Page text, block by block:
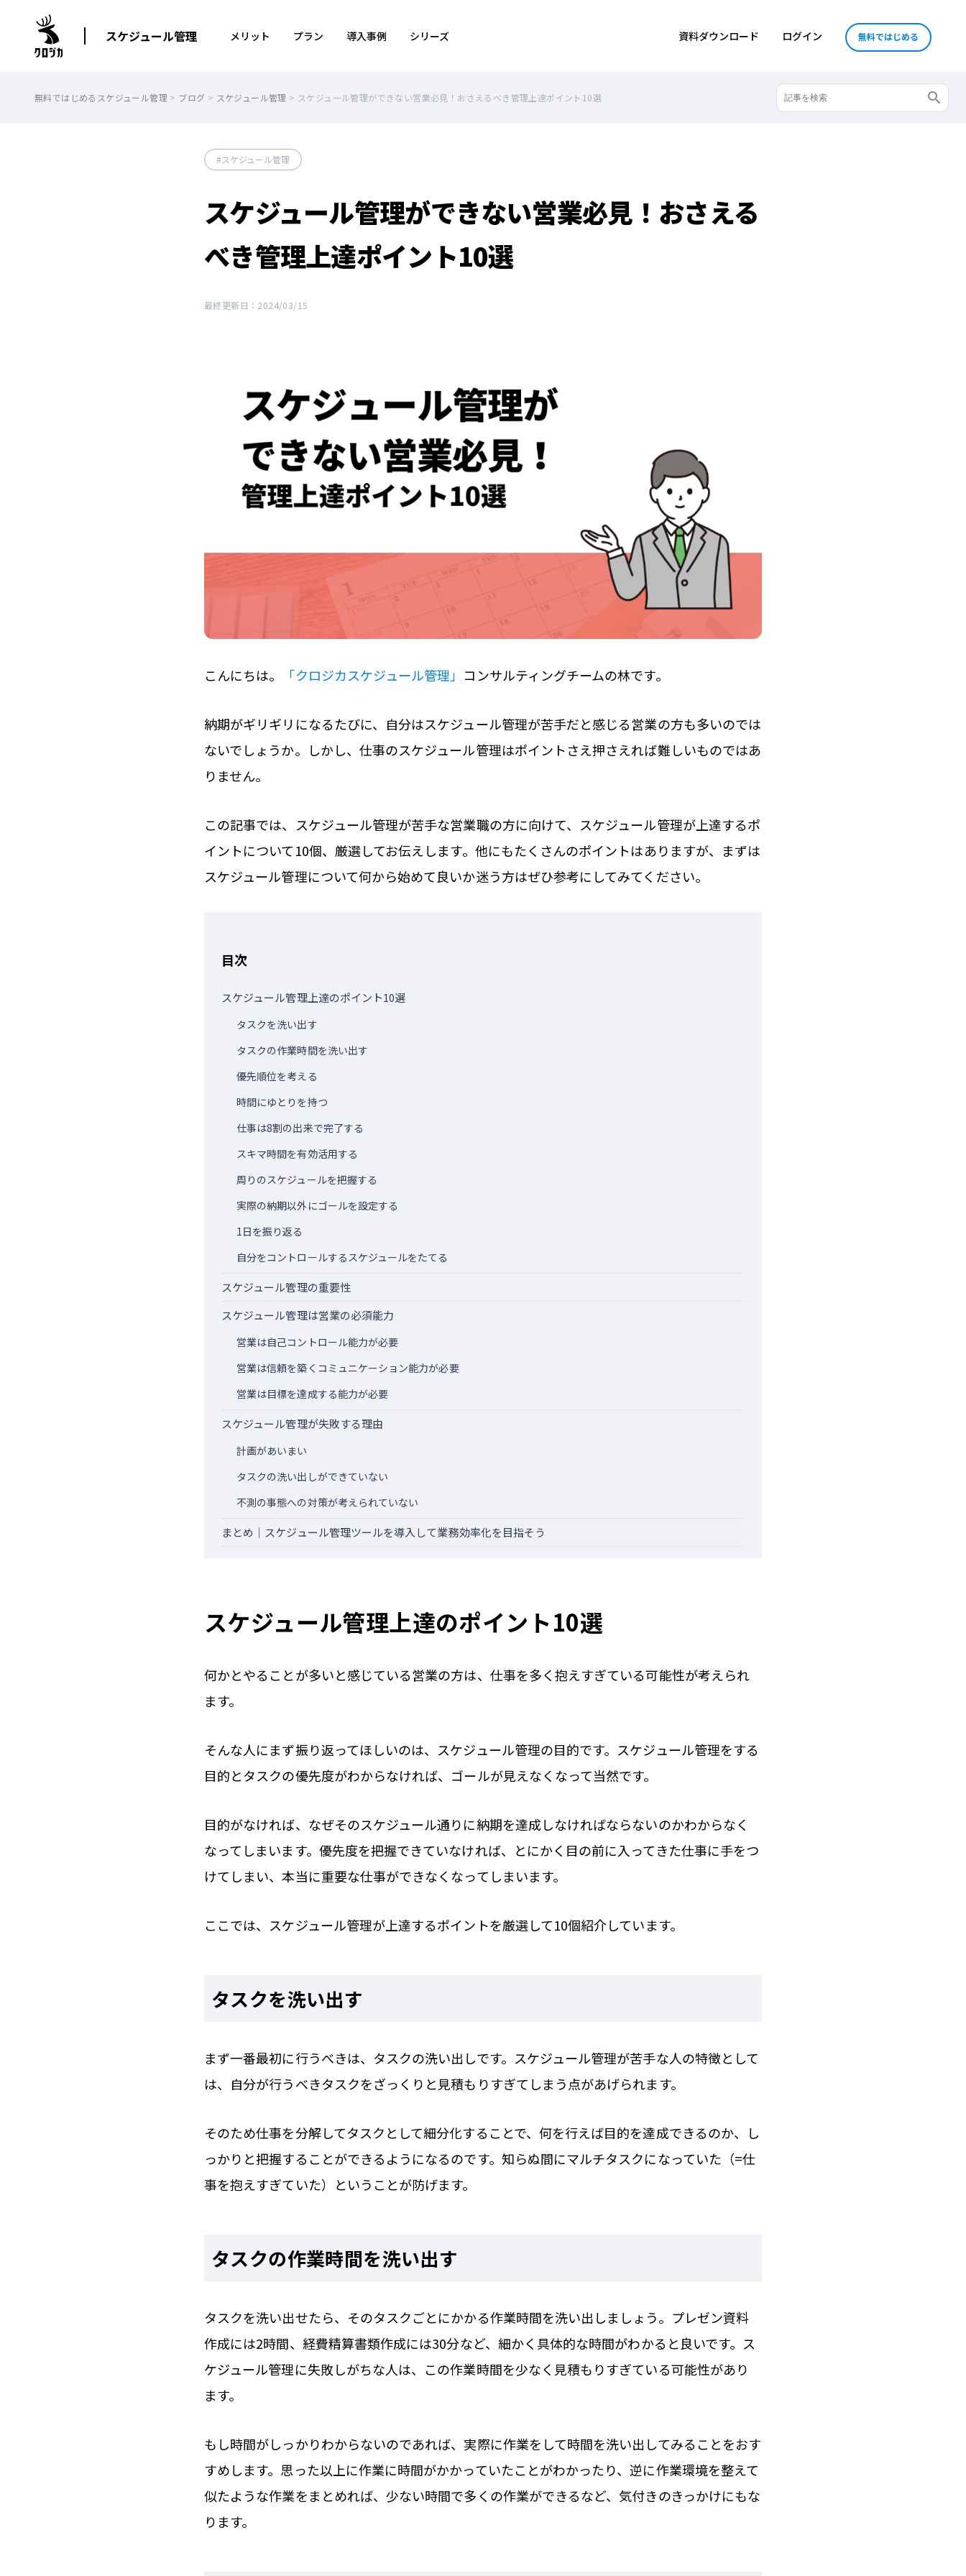
スケジュール管理 メリット プラン 導入事例 シリーズ 資料ダウンロード ログイン 無料ではじめる
無料ではじめるスケジュール管理 > ブログ > スケジュール管理 > スケジュール管理ができない営業必見！おさえるべき管理上達ポイント10選
スケジュール管理
スケジュール管理ができない営業必見！おさえる
べき管理上達ポイント10選
最終更新日：2024/03/15
こんにちは。 「クロジカスケジュール管理」 コンサルティングチームの林です。
納期がギリギリになるたびに、自分はスケジュール管理が苦手だと感じる営業の方も多いのでは
ないでしょうか。しかし、仕事のスケジュール管理はポイントさえ押さえれば難しいものではあ
りません。
この記事では、スケジュール管理が苦手な営業職の方に向けて、スケジュール管理が上達するポ
イントについて10個、厳選してお伝えします。他にもたくさんのポイントはありますが、まずは
スケジュール管理について何から始めて良いか迷う方はぜひ参考にしてみてください。
目次
スケジュール管理上達のポイント10選
タスクを洗い出す
タスクの作業時間を洗い出す
優先順位を考える
時間にゆとりを持つ
仕事は8割の出来で完了する
スキマ時間を有効活用する
周りのスケジュールを把握する
実際の納期以外にゴールを設定する
1日を振り返る
自分をコントロールするスケジュールをたてる
スケジュール管理の重要性
スケジュール管理は営業の必須能力
営業は自己コントロール能力が必要
営業は信頼を築くコミュニケーション能力が必要
営業は目標を達成する能力が必要
スケジュール管理が失敗する理由
計画があいまい
タスクの洗い出しができていない
不測の事態への対策が考えられていない
まとめ｜スケジュール管理ツールを導入して業務効率化を目指そう
スケジュール管理上達のポイント10選
何かとやることが多いと感じている営業の方は、仕事を多く抱えすぎている可能性が考えられ
ます。
そんな人にまず振り返ってほしいのは、スケジュール管理の目的です。スケジュール管理をする
目的とタスクの優先度がわからなければ、ゴールが見えなくなって当然です。
目的がなければ、なぜそのスケジュール通りに納期を達成しなければならないのかわからなく
なってしまいます。優先度を把握できていなければ、とにかく目の前に入ってきた仕事に手をつ
けてしまい、本当に重要な仕事ができなくなってしまいます。
ここでは、スケジュール管理が上達するポイントを厳選して10個紹介しています。
タスクを洗い出す
まず一番最初に行うべきは、タスクの洗い出しです。スケジュール管理が苦手な人の特徴として
は、自分が行うべきタスクをざっくりと見積もりすぎてしまう点があげられます。
そのため仕事を分解してタスクとして細分化することで、何を行えば目的を達成できるのか、し
っかりと把握することができるようになるのです。知らぬ間にマルチタスクになっていた（=仕
事を抱えすぎていた）ということが防げます。
タスクの作業時間を洗い出す
タスクを洗い出せたら、そのタスクごとにかかる作業時間を洗い出しましょう。プレゼン資料
作成には2時間、経費精算書類作成には30分など、細かく具体的な時間がわかると良いです。ス
ケジュール管理に失敗しがちな人は、この作業時間を少なく見積もりすぎている可能性があり
ます。
もし時間がしっかりわからないのであれば、実際に作業をして時間を洗い出してみることをおす
すめします。思った以上に作業に時間がかかっていたことがわかったり、逆に作業環境を整えて
似たような作業をまとめれば、少ない時間で多くの作業ができるなど、気付きのきっかけにもな
ります。